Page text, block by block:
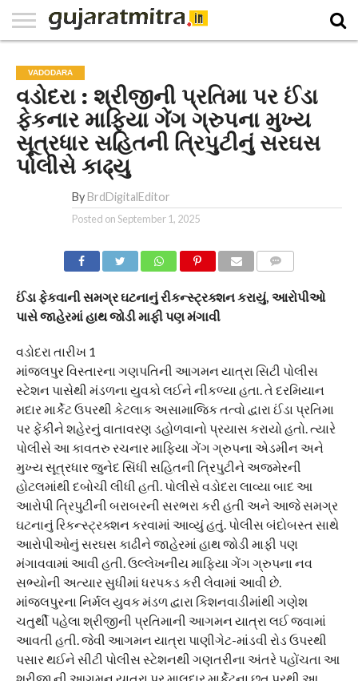
PAPER
NATIONAL
WORLD
BUSINESS
SPORTS
GUJARAT
OPINION
MORE
VADODARA
વડોદરા : શ્રીજીની પ્રતિમા પર ઈંડા
ફેકનાર માફિયા ગેંગ ગ્રુપના મુખ્ય
સૂત્રધાર સહિતની ત્રિપુટીનું સરઘસ
પોલીસે કાઢ્યુ
By BrdDigitalEditor
Posted onSeptember 1, 2025
ઈંડા ફેકવાની સમગ્ર ઘટનાનું રીકન્સ્ટ્રક્શન કરાયું, આરોપીઓ
પાસે જાહેરમાં હાથ જોડી માફી પણ મંગાવી
વડોદરા તારીખ 1
માંજલપુર વિસ્તારના ગણપતિની આગમન યાત્રા સિટી પોલીસ
સ્ટેશન પાસેથી મંડળના યુવકો લઈને નીકળ્યા હતા. તે દરમિયાન
મદાર માર્કેટ ઉપરથી કેટલાક અસામાજિક તત્વો દ્વારા ઈંડા પ્રતિમા
પર ફેંકીને શહેરનું વાતાવરણ ડહોળવાનો પ્રયાસ કરાયો હતો. ત્યારે
પોલીસે આ કાવતરુ રચનાર માફિયા ગેંગ ગ્રુપના એડમીન અને
મુખ્ય સૂત્રધાર જુનેદ સિંધી સહિતની ત્રિપુટીને અજમેરની
હોટલમાંથી દબોચી લીધી હતી. પોલીસે વડોદરા લાવ્યા બાદ આ
આરોપી ત્રિપુટીની બરાબરની સરભરા કરી હતી અને આજે સમગ્ર
ઘટનાનું રિકન્સ્ટ્રક્શન કરવામાં આવ્યું હતું. પોલીસ બંદોબસ્ત સાથે
આરોપીઓનું સરઘસ કાઢીને જાહેરમાં હાથ જોડી માફી પણ
મંગાવવામાં આવી હતી. ઉલ્લેખનીય માફિયા ગેંગ ગ્રુપના નવ
સભ્યોની અત્યાર સુધીમાં ધરપકડ કરી લેવામાં આવી છે.
માંજલપુરના નિર્મલ યુવક મંડળ દ્વારા કિશનવાડીમાંથી ગણેશ
ચતુર્થી પહેલા શ્રીજીની પ્રતિમાની આગમન યાત્રા લઈ જવામાં
આવતી હતી. જેવી આગમન યાત્રા પાણીગેટ-માંડવી રોડ ઉપરથી
પસાર થઈને સીટી પોલીસ સ્ટેશનથી ગણતરીના અંતરે પહોંચતા આ